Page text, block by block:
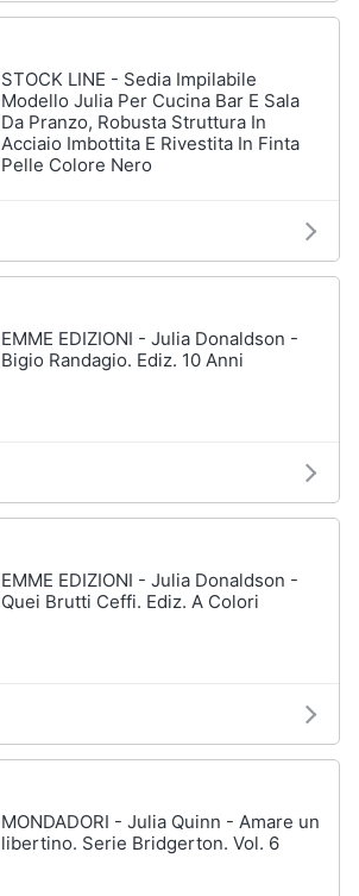
STOCK LINE - Sedia Impilabile
Modello Julia Per Cucina Bar E Sala
Da Pranzo, Robusta Struttura In
Acciaio Imbottita E Rivestita In Finta
Pelle Colore Nero
EMME EDIZIONI - Julia Donaldson -
Bigio Randagio. Ediz. 10 Anni
EMME EDIZIONI - Julia Donaldson -
Quei Brutti Ceffi. Ediz. A Colori
MONDADORI - Julia Quinn - Amare un
libertino. Serie Bridgerton. Vol. 6